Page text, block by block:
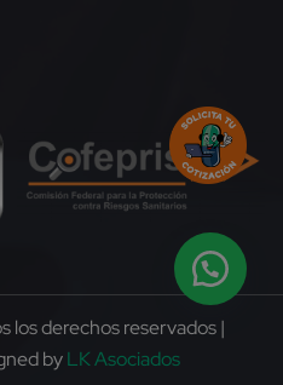
los derechos reservados |
byLK Asociados